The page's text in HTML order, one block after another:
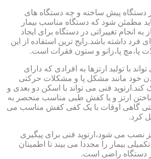
دستگاه پیش ساخته و چه دستگاه های
مطمئن شود که دستگاه مناسب بیمار
انجام تغییراتی در دستگاه برای ایجاد
فرد داشته باشد.رایج ترین استفاده از این
پا،مچ پا،زانو و ستون فقرات است.
با تولید ارتزها به افرادی که دارای
خود مانند مشکل پا و مشکلات حرکتی
فنی می تواند با اسکن دو بعدی و
ارتز و یا کفش طبی مناسب منحصر به
گاهی اوقات با یک کفی کفش مناسب می
کرد.
نصب می شود،ارتوپد فنی برای پیگیری
بیمار را مجددا می بیند تا اطمینان
دستگاه راضی است.